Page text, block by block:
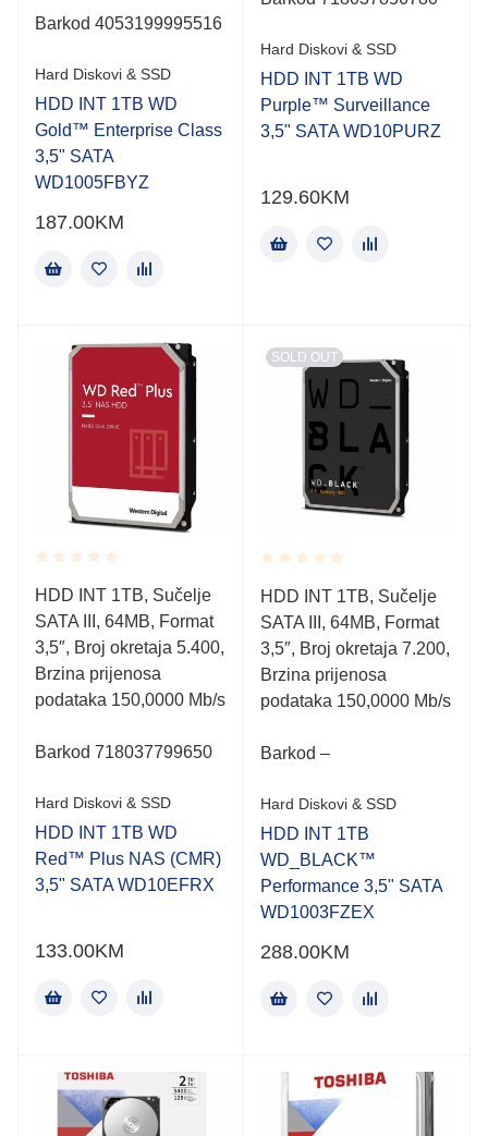
Barkod 4053199995516
Hard Diskovi & SSD
HDD INT 1TB WD
Gold™ Enterprise Class
3,5" SATA
WD1005FBYZ
187.00KM
Hard Diskovi & SSD
HDD INT 1TB WD
Purple™ Surveillance
3,5" SATA WD10PURZ
129.60KM
Rated
0.001
out
of
5
HDD INT 1TB, Sučelje
SATA III, 64MB, Format
3,5″, Broj okretaja 5.400,
Brzina prijenosa
podataka 150,0000 Mb/s
Barkod 718037799650
Hard Diskovi & SSD
HDD INT 1TB WD
Red™ Plus NAS (CMR)
3,5" SATA WD10EFRX
133.00KM
SOLD OUT
Rated
0.001
out
of
5
HDD INT 1TB, Sučelje
SATA III, 64MB, Format
3,5″, Broj okretaja 7.200,
Brzina prijenosa
podataka 150,0000 Mb/s
Barkod –
Hard Diskovi & SSD
HDD INT 1TB
WD_BLACK™
Performance 3,5" SATA
WD1003FZEX
288.00KM